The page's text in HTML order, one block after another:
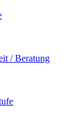
/ Beratung